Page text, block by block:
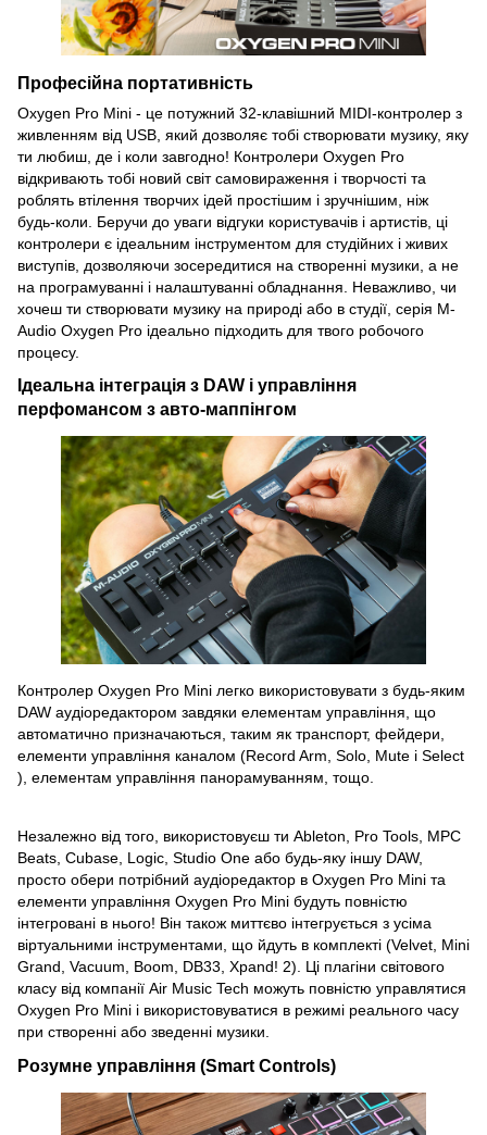
Професійна портативність
Oxygen Pro Mini - це потужний 32-клавішний MIDI-контролер з
живленням від USB, який дозволяє тобі створювати музику, яку
ти любиш, де і коли завгодно! Контролери Oxygen Pro
відкривають тобі новий світ самовираження і творчості та
роблять втілення творчих ідей простішим і зручнішим, ніж
будь-коли. Беручи до уваги відгуки користувачів і артистів, ці
контролери є ідеальним інструментом для студійних і живих
виступів, дозволяючи зосередитися на створенні музики, а не
на програмуванні і налаштуванні обладнання. Неважливо, чи
хочеш ти створювати музику на природі або в студії, серія M-
Audio Oxygen Pro ідеально підходить для твого робочого
процесу.
Ідеальна інтеграція з DAW і управління
перфомансом з авто-маппінгом
Контролер Oxygen Pro Mini легко використовувати з будь-яким
DAW аудіоредактором завдяки елементам управління, що
автоматично призначаються, таким як транспорт, фейдери,
елементи управління каналом (Record Arm, Solo, Mute і Select
), елементам управління панорамуванням, тощо.
Незалежно від того, використовуєш ти Ableton, Pro Tools, MPC
Beats, Cubase, Logic, Studio One або будь-яку іншу DAW,
просто обери потрібний аудіоредактор в Oxygen Pro Mini та
елементи управління Oxygen Pro Mini будуть повністю
інтегровані в нього! Він також миттєво інтегрується з усіма
віртуальними інструментами, що йдуть в комплекті (Velvet, Mini
Grand, Vacuum, Boom, DB33, Xpand! 2). Ці плагіни світового
класу від компанії Air Music Tech можуть повністю управлятися
Oxygen Pro Mini і використовуватися в режимі реального часу
при створенні або зведенні музики.
Розумне управління (Smart Controls)